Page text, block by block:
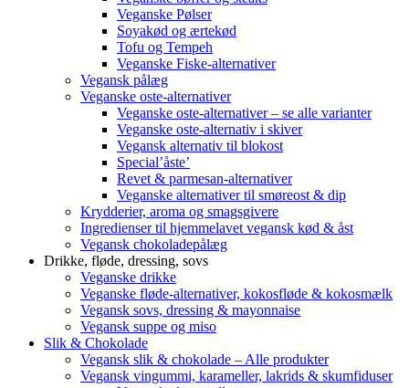
Veganske Pølser
Soyakød og ærtekød
Tofu og Tempeh
Veganske Fiske-alternativer
Vegansk pålæg
Veganske oste-alternativer
Veganske oste-alternativer – se alle varianter
Veganske oste-alternativ i skiver
Vegansk alternativ til blokost
Special’åste’
Revet & parmesan-alternativer
Veganske alternativer til smøreost & dip
Krydderier, aroma og smagsgivere
Ingredienser til hjemmelavet vegansk kød & åst
Vegansk chokoladepålæg
Drikke, fløde, dressing, sovs
Veganske drikke
Veganske fløde-alternativer, kokosfløde & kokosmælk
Vegansk sovs, dressing & mayonnaise
Vegansk suppe og miso
Slik & Chokolade
Vegansk slik & chokolade – Alle produkter
Vegansk vingummi, karameller, lakrids & skumfiduser